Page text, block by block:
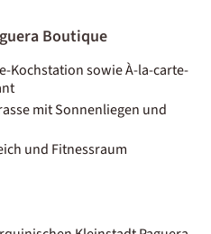
Boutique
Kochstation sowie À-la-carte-
mit Sonnenliegen und
und Fitnessraum